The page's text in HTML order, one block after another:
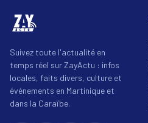
Suivez toute l'actualité en
temps réel sur ZayActu : infos
locales, faits divers, culture et
événements en Martinique et
dans la Caraïbe.